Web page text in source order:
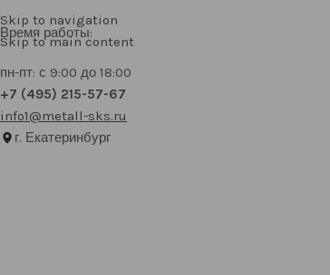
Skip to navigation
Skip to main content
Время работы:
пн-пт: с 9:00 до 18:00
+7 (495) 215-57-67
info1@metall-sks.ru
г. Екатеринбург